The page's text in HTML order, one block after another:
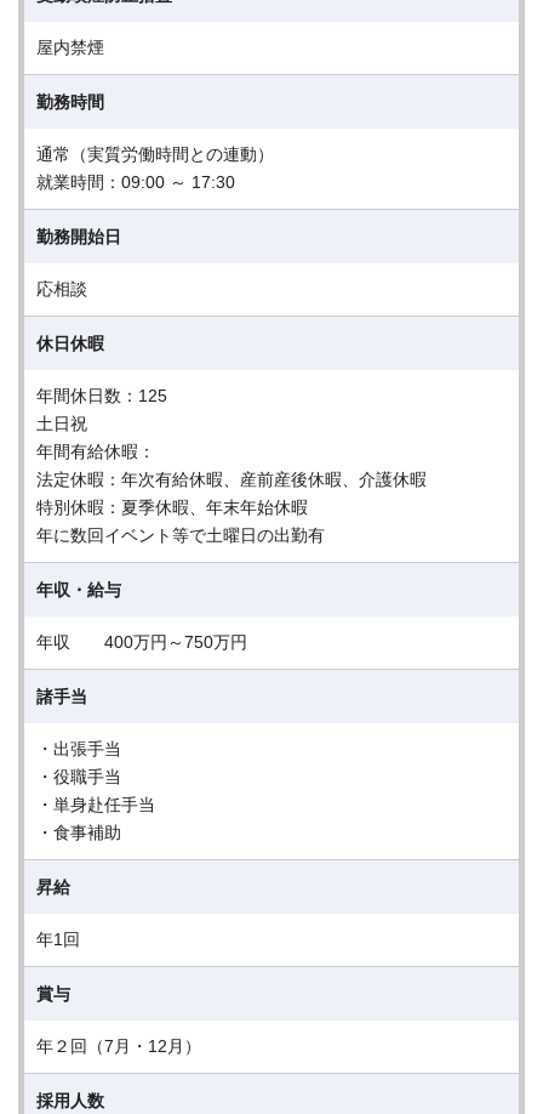
屋内禁煙
勤務時間
通常（実質労働時間との連動）
就業時間：09:00 ～ 17:30
勤務開始日
応相談
休日休暇
年間休日数：125
土日祝
年間有給休暇：
法定休暇：年次有給休暇、産前産後休暇、介護休暇
特別休暇：夏季休暇、年末年始休暇
年に数回イベント等で⼟曜⽇の出勤有
年収・給与
年収 400万円～750万円
諸手当
・出張手当
・役職手当
・単身赴任手当
・食事補助
昇給
年1回
賞与
年２回（7月・12月）
採用人数